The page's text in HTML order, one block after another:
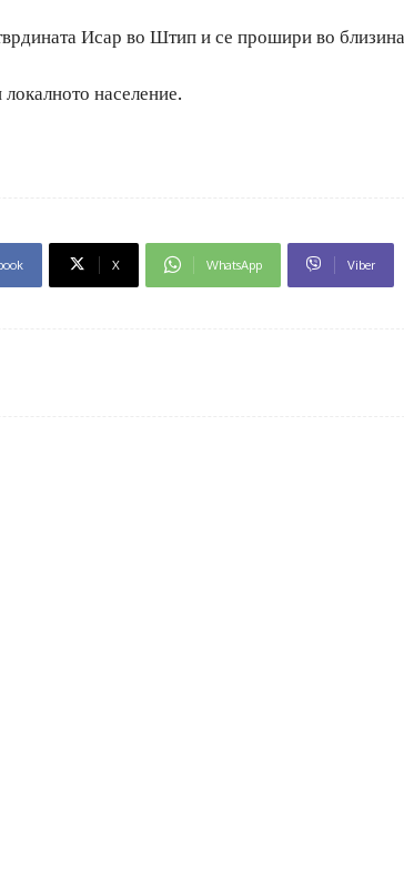
Исар во Штип и се прошири во
население.
X WhatsApp Viber